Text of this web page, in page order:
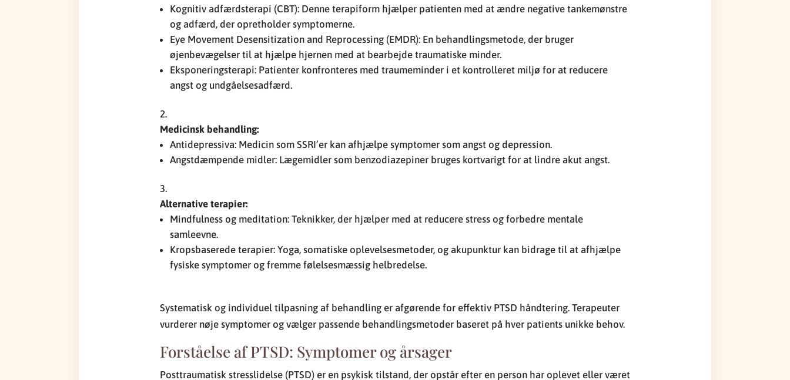
Kognitiv adfærdsterapi (CBT): Denne terapiform hjælper patienten med at ændre negative tankemønstre
og adfærd, der opretholder symptomerne.
Eye Movement Desensitization and Reprocessing (EMDR): En behandlingsmetode, der bruger
øjenbevægelser til at hjælpe hjernen med at bearbejde traumatiske minder.
Eksponeringsterapi: Patienter konfronteres med traumeminder i et kontrolleret miljø for at reducere
angst og undgåelsesadfærd.
Medicinsk behandling:
Antidepressiva: Medicin som SSRI’er kan afhjælpe symptomer som angst og depression.
Angstdæmpende midler: Lægemidler som benzodiazepiner bruges kortvarigt for at lindre akut angst.
Alternative terapier:
Mindfulness og meditation: Teknikker, der hjælper med at reducere stress og forbedre mentale
samleevne.
Kropsbaserede terapier: Yoga, somatiske oplevelsesmetoder, og akupunktur kan bidrage til at afhjælpe
fysiske symptomer og fremme følelsesmæssig helbredelse.
Systematisk og individuel tilpasning af behandling er afgørende for effektiv PTSD håndtering. Terapeuter
vurderer nøje symptomer og vælger passende behandlingsmetoder baseret på hver patients unikke behov.
Forståelse af PTSD: Symptomer og årsager
Posttraumatisk stresslidelse (PTSD) er en psykisk tilstand, der opstår efter en person har oplevet eller været